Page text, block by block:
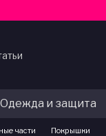
Одежда и защита
части
Покрышки